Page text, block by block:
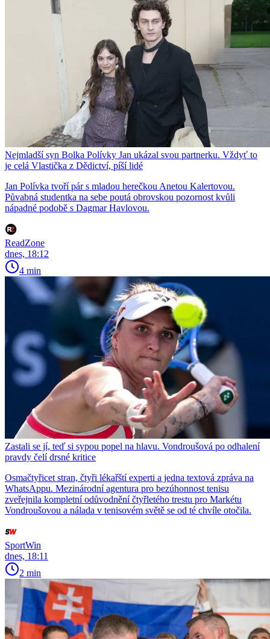
Nejmladší syn Bolka Polívky Jan ukázal svou partnerku. Vždyť to
je celá Vlastička z Dědictví, píší lidé
Jan Polívka tvoří pár s mladou herečkou Anetou Kalertovou.
Půvabná studentka na sebe poutá obrovskou pozornost kvůli
nápadné podobě s Dagmar Havlovou.
ReadZone
dnes, 18:12
4 min
Zastali se jí, teď si sypou popel na hlavu. Vondroušová po odhalení
pravdy čelí drsné kritice
Osmačtyřicet stran, čtyři lékařští experti a jedna textová zpráva na
WhatsAppu. Mezinárodní agentura pro bezúhonnost tenisu
zveřejnila kompletní odůvodnění čtyřletého trestu pro Markétu
Vondroušovou a nálada v tenisovém světě se od té chvíle otočila.
SportWin
dnes, 18:11
2 min